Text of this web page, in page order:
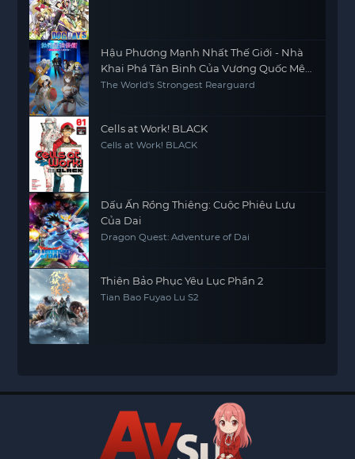
Hậu Phương Mạnh Nhất Thế Giới - Nhà
Khai Phá Tân Binh Của Vương Quốc Mê
Cung
The World's Strongest Rearguard
Cells at Work! BLACK
Cells at Work! BLACK
Dấu Ấn Rồng Thiêng: Cuộc Phiêu Lưu
Của Dai
Dragon Quest: Adventure of Dai
Thiên Bảo Phục Yêu Lục Phần 2
Tian Bao Fuyao Lu S2